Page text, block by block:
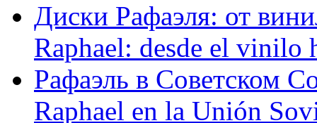
Диски Рафаэля: от
Raphael: desde el vinilo
Рафаэль в Советском
Raphael en la Unión